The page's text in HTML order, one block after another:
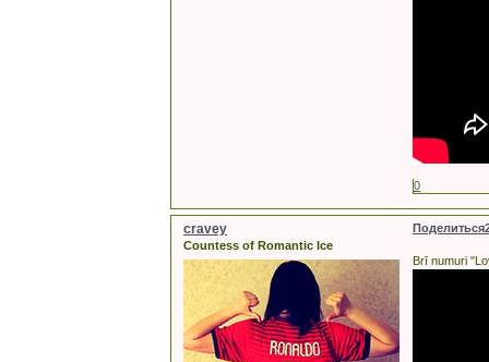
0
Поделиться
cravey
Countess of Romantic Ice
Brī numuri